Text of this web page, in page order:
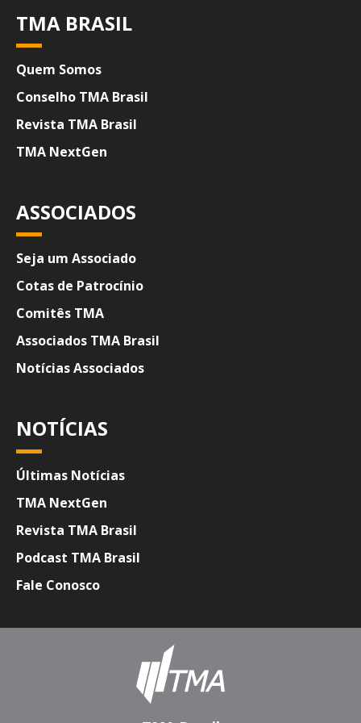
TMA BRASIL
Quem Somos
Conselho TMA Brasil
Revista TMA Brasil
TMA NextGen
ASSOCIADOS
Seja um Associado
Cotas de Patrocínio
Comitês TMA
Associados TMA Brasil
Notícias Associados
NOTÍCIAS
Últimas Notícias
TMA NextGen
Revista TMA Brasil
Podcast TMA Brasil
Fale Conosco